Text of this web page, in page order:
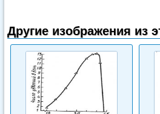
Другие изображения из